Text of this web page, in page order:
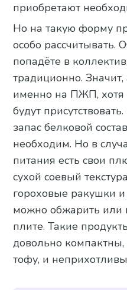
приобретают
Но на такую форму
особо рассчитывать.
попадёте в
традиционно.
именно на ПЖП,
будут
запас белковой
необходим. Но в
питания есть свои
сухой соевый
гороховые ракушки и
можно обжарить или
плите. Такие
довольно
тофу, и